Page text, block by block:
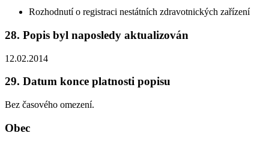
Rozhodnutí o registraci nestátních zdravotnických zařízení
28. Popis byl naposledy aktualizován
12.02.2014
29. Datum konce platnosti popisu
Bez časového omezení.
Obec